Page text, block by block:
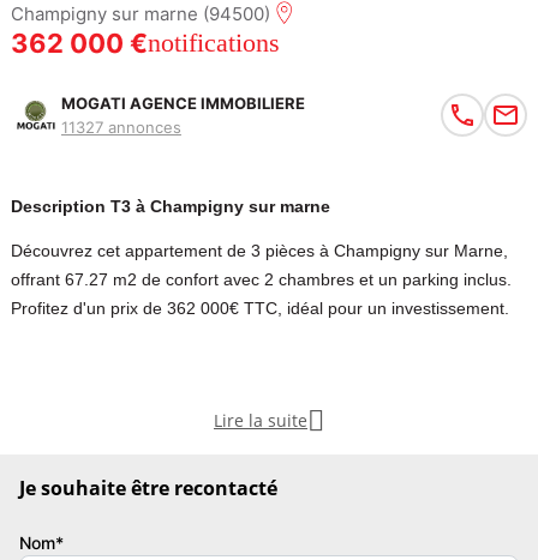
Champigny sur marne (94500)
362 000 €notifications
MOGATI AGENCE IMMOBILIERE
11327 annonces
Description T3 à Champigny sur marne
Découvrez cet appartement de 3 pièces à Champigny sur Marne,
offrant 67.27 m2 de confort avec 2 chambres et un parking inclus.
Profitez d'un prix de 362 000€ TTC, idéal pour un investissement.
M100LLP 3 PIECES CHAMPIGNY-SUR-MARNE (94500) 29
Livraison : juin 2027
Se renseigner pour les remises en cours
Lire la suite 
Je souhaite être recontacté
Nom*